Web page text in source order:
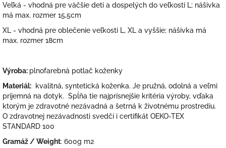
Veľká - vhodná pre väčšie deti a dospelých do veľkosti L; nášivka
má max. rozmer 15,5cm
XL - vhodná pre oblečenie veľkosti L, XL a vyššie; nášivka má
max. rozmer 18cm
Výroba: plnofarebná potlač koženky
Materiál: kvalitná, syntetická koženka. Je pružná, odolná a veľmi
príjemná na dotyk. Spĺňa tie najprísnejšie kritéria výroby, vďaka
ktorým je zdravotné nezávadná a šetrná k životnému prostrediu.
O zdravotnej nezávadnosti svedčí i certifikát OEKO-TEX
STANDARD 100
Gramáž / Weight: 600g m2